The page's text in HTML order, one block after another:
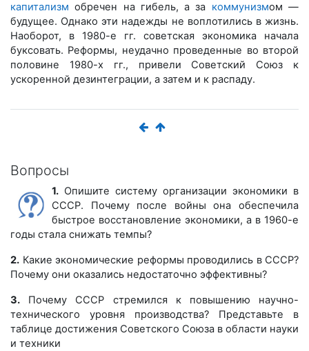
капитализм обречен на гибель, а за коммунизмом —
будущее. Однако эти надежды не воплотились в жизнь.
Наоборот, в 1980-е гг. советская экономика начала
буксовать. Реформы, неудачно проведенные во второй
половине 1980-х гг., привели Советский Союз к
ускоренной дезинтеграции, а затем и к распаду.
Вопросы
1. Опишите систему организации экономики в
СССР. Почему после войны она обеспечила
быстрое восстановление экономики, а в 1960-е
годы стала снижать темпы?
2. Какие экономические реформы проводились в СССР?
Почему они оказались недостаточно эффективны?
3. Почему СССР стремился к повышению научно-
технического уровня производства? Представьте в
таблице достижения Советского Союза в области науки
и техники